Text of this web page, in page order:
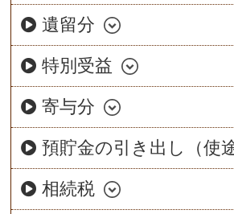
遺留分
特別受益
寄与分
預貯金の引き出し（使
相続税